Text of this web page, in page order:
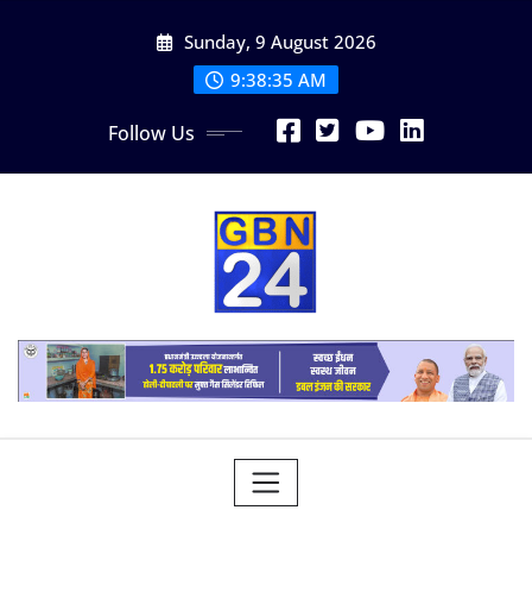
Sunday, 9 August 2026
9:38:35 AM
Follow Us